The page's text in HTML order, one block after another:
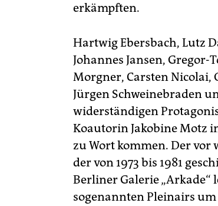
erkämpften.
Hartwig Ebersbach, Lutz
Johannes Jansen,
Morgner, Carsten Nicolai,
Jürgen Schweinebraden
widerständigen
Koautorin Jakobine Motz
zu Wort kommen. Der vor
der von 1973 bis 1981
Berliner Galerie „Arkade“
sogenannten Pleinairs